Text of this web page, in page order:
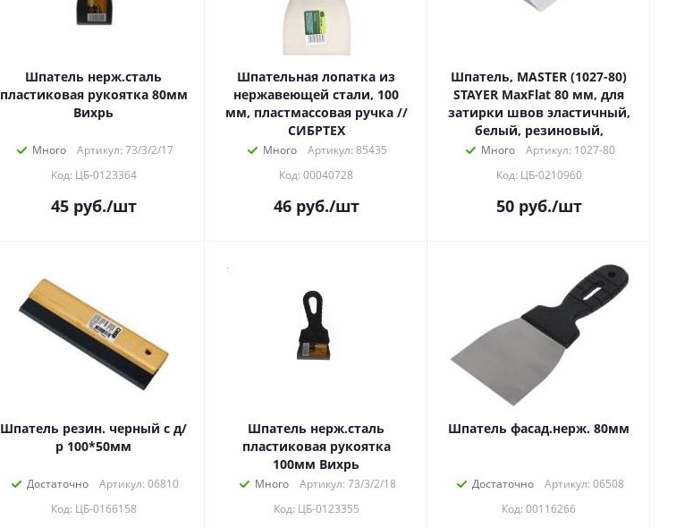
Шпатель нерж.cталь
пластиковая рукоятка 80мм
Вихрь
Много
Артикул: 73/3/2/17
Код: ЦБ-0123364
45руб./шт
Шпательная лопатка из
нержавеющей стали, 100
мм, пластмассовая ручка //
СИБРТЕХ
Много
Артикул: 85435
Код: 00040728
46руб./шт
Шпатель, MASTER (1027-80)
STAYER MaxFlat 80 мм, для
затирки швов эластичный,
белый, резиновый,
Много
Артикул: 1027-80
Код: ЦБ-0210960
50руб./шт
Шпатель резин. черный с д/
р 100*50мм
Достаточно
Артикул: 06810
Код: ЦБ-0166158
Шпатель нерж.cталь
пластиковая рукоятка
100мм Вихрь
Много
Артикул: 73/3/2/18
Код: ЦБ-0123355
Шпатель фасад.нерж. 80мм
Достаточно
Артикул: 06508
Код: 00116266